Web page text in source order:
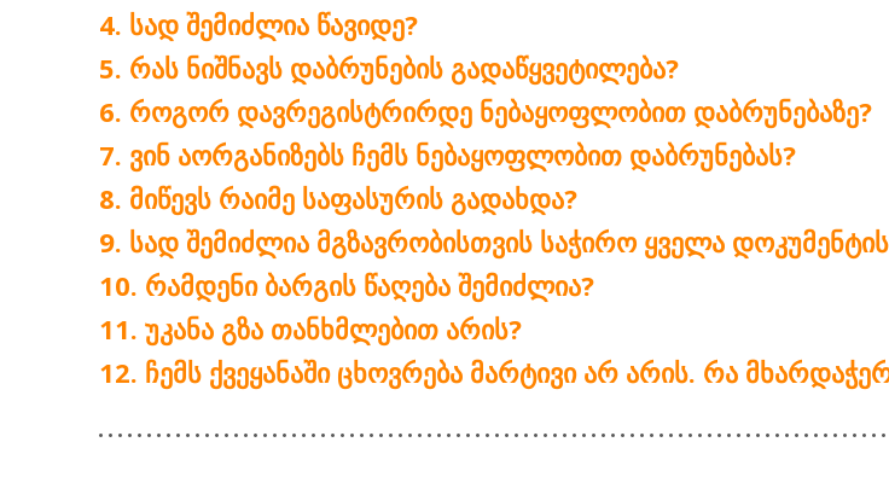
ᲡᲐᲓ ᲨᲔᲛᲘᲫᲚᲘᲐ ᲬᲐᲕᲘᲓᲔ?
ᲠᲐᲡ ᲜᲘᲨᲜᲐᲕᲡ ᲓᲐᲑᲠᲣᲜᲔᲑᲘᲡ ᲒᲐᲓᲐᲬᲧᲕᲔᲢᲘᲚᲔᲑᲐ?
ᲠᲝᲒᲝᲠ ᲓᲐᲕᲠᲔᲒᲘᲡᲢᲠᲘᲠᲓᲔ ᲜᲔᲑᲐᲧᲝᲤᲚᲝᲑᲘᲗ ᲓᲐᲑᲠᲣᲜᲔᲑᲐᲖᲔ?
ᲕᲘᲜ ᲐᲝᲠᲒᲐᲜᲘᲖᲔᲑᲡ ᲩᲔᲛᲡ ᲜᲔᲑᲐᲧᲝᲤᲚᲝᲑᲘᲗ ᲓᲐᲑᲠᲣᲜᲔᲑᲐᲡ?
ᲛᲘᲬᲔᲕᲡ ᲠᲐᲘᲛᲔ ᲡᲐᲤᲐᲡᲣᲠᲘᲡ ᲒᲐᲓᲐᲮᲓᲐ?
ᲡᲐᲓ ᲨᲔᲛᲘᲫᲚᲘᲐ ᲛᲒᲖᲐᲕᲠᲝᲑᲘᲡᲗᲕᲘᲡ ᲡᲐᲭᲘᲠᲝ ᲧᲕᲔᲚᲐ
ᲠᲐᲛᲓᲔᲜᲘ ᲑᲐᲠᲒᲘᲡ ᲬᲐᲦᲔᲑᲐ ᲨᲔᲛᲘᲫᲚᲘᲐ?
ᲣᲙᲐᲜᲐ ᲒᲖᲐ ᲗᲐᲜᲮᲛᲚᲔᲑᲘᲗ ᲐᲠᲘᲡ?
ᲩᲔᲛᲡ ᲥᲕᲔᲧᲐᲜᲐᲨᲘ ᲪᲮᲝᲕᲠᲔᲑᲐ ᲛᲐᲠᲢᲘᲕᲘ ᲐᲠ ᲐᲠᲘᲡ. ᲠᲐ